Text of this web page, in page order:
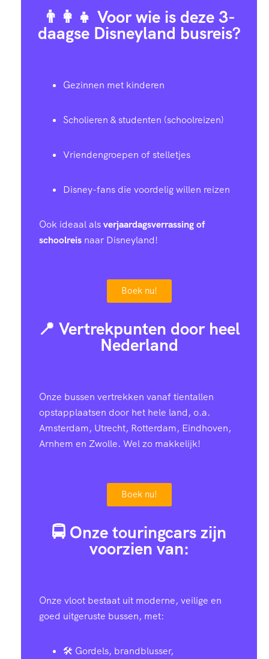
👨‍👩‍👧 Voor wie is deze 3-
daagse Disneyland busreis?
Gezinnen met kinderen
Scholieren & studenten (schoolreizen)
Vriendengroepen of stelletjes
Disney-fans die voordelig willen reizen
Ook ideaal alsverjaardagsverrassing of
schoolreis naar Disneyland!
Boek nu!
📍 Vertrekpunten door heel
Nederland
Onze bussen vertrekken vanaf tientallen
opstapplaatsen door het hele land, o.a.
Amsterdam, Utrecht, Rotterdam, Eindhoven,
Arnhem en Zwolle. Wel zo makkelijk!
Boek nu!
🚍 Onze touringcars zijn
voorzien van:
Onze vloot bestaat uit moderne, veilige en
goed uitgeruste bussen, met:
🛠️ Gordels, brandblusser,